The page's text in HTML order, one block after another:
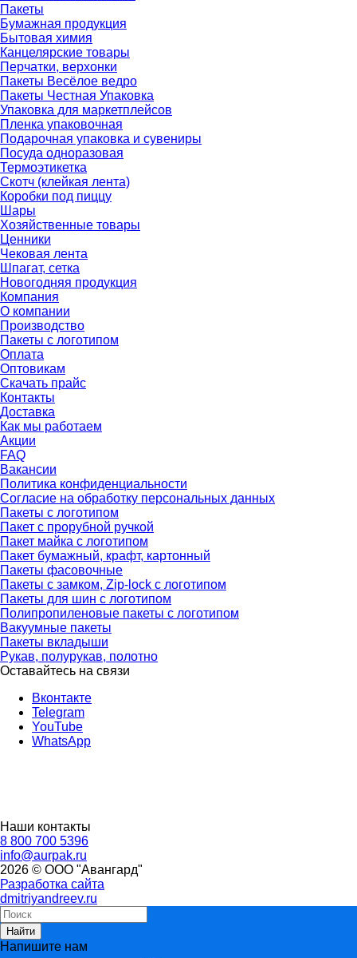
Пакеты
Бумажная продукция
Бытовая химия
Канцелярские товары
Перчатки, верхонки
Пакеты Весёлое ведро
Пакеты Честная Упаковка
Упаковка для маркетплейсов
Пленка упаковочная
Подарочная упаковка и сувениры
Посуда одноразовая
Термоэтикетка
Скотч (клейкая лента)
Коробки под пиццу
Шары
Хозяйственные товары
Ценники
Чековая лента
Шпагат, сетка
Новогодняя продукция
Компания
О компании
Производство
Пакеты с логотипом
Оплата
Оптовикам
Скачать прайс
Контакты
Доставка
Как мы работаем
Акции
FAQ
Вакансии
Политика конфиденциальности
Согласие на обработку персональных данных
Пакеты с логотипом
Пакет с прорубной ручкой
Пакет майка с логотипом
Пакет бумажный, крафт, картонный
Пакеты фасовочные
Пакеты с замком, Zip-lock с логотипом
Пакеты для шин с логотипом
Полипропиленовые пакеты с логотипом
Вакуумные пакеты
Пакеты вкладыши
Рукав, полурукав, полотно
Оставайтесь на связи
Вконтакте
Telegram
YouTube
WhatsApp
Наши контакты
8 800 700 5396
info@aurpak.ru
2026 © ООО "Авангард"
Разработка сайта
dmitriyandreev.ru
Найти
Напишите нам